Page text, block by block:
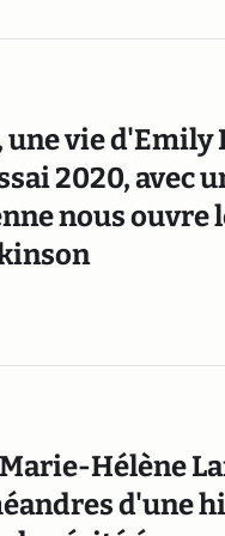
une vie
2020, avec
nous ouvre
Hélène
d'une